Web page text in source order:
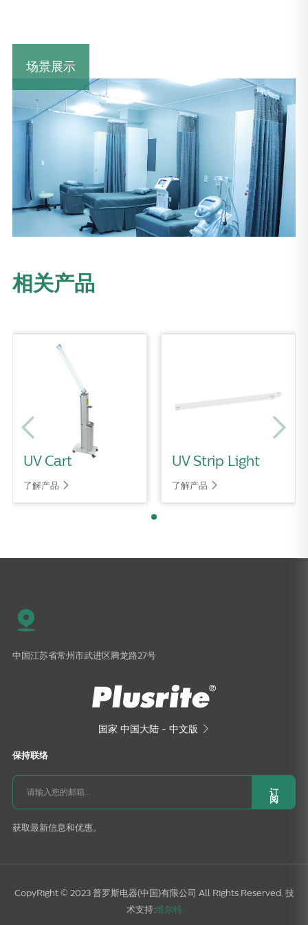
场景展示
相关产品
UV Cart
了解产品 
UV Strip Light
了解产品 
中国江苏省常州市武进区腾龙路27号
国家 中国大陆 - 中文版 
保持联络
订
阅
获取最新信息和优惠。
CopyRight © 2023 普罗斯电器(中国)有限公司 All Rights Reserved. 技
术支持:维尔特